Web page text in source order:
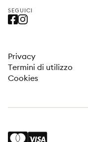
SEGUICI
Privacy
Termini di utilizzo
Cookies